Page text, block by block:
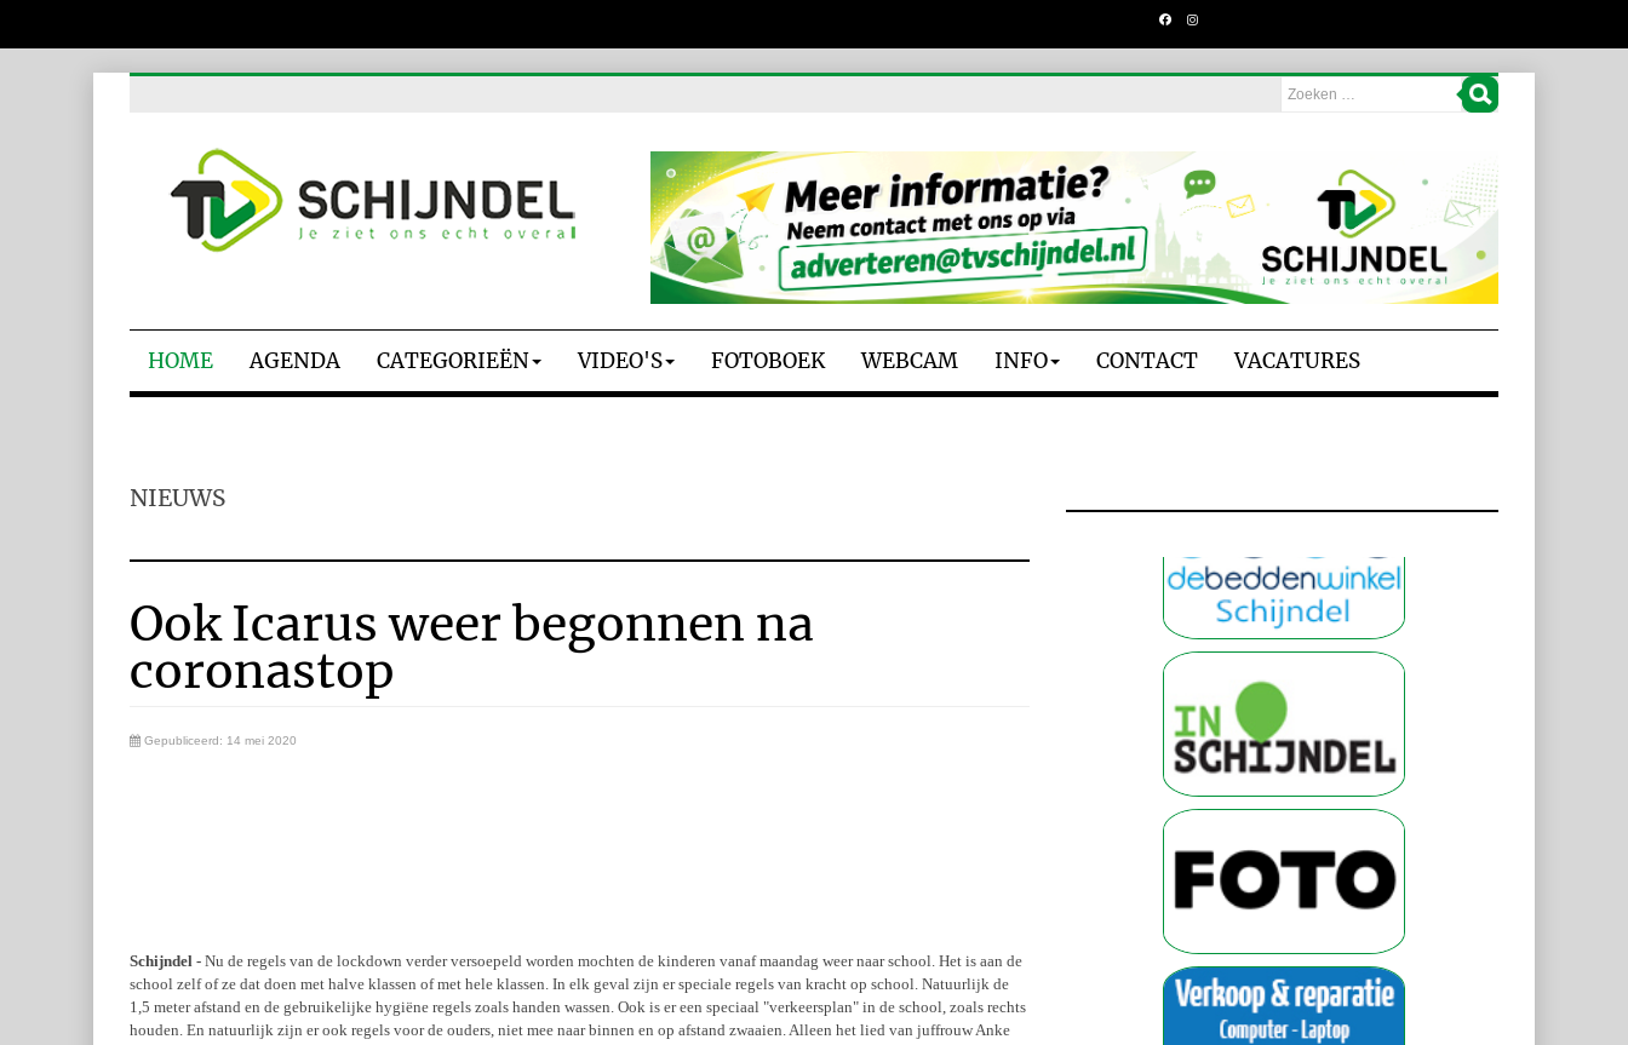
HOME AGENDA CATEGORIEËN VIDEO'S FOTOBOEK WEBCAM INFO CONTACT VACATURES
NIEUWS
Ook Icarus weer begonnen na
coronastop
Gepubliceerd: 14 mei 2020
Schijndel - Nu de regels van de lockdown verder versoepeld worden mochten de kinderen vanaf maandag weer naar school. Het is aan de
school zelf of ze dat doen met halve klassen of met hele klassen. In elk geval zijn er speciale regels van kracht op school. Natuurlijk de
1,5 meter afstand en de gebruikelijke hygiëne regels zoals handen wassen. Ook is er een speciaal "verkeersplan" in de school, zoals rechts
houden. En natuurlijk zijn er ook regels voor de ouders, niet mee naar binnen en op afstand zwaaien. Alleen het lied van juffrouw Anke